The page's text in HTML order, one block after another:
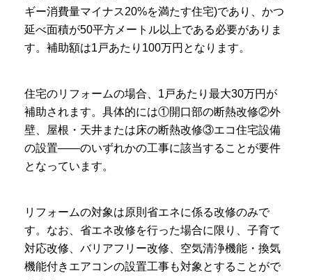
ギー消費量マイナス20%を満たす住宅)であり、かつ
延べ面積が50平方メートル以上である必要がありま
す。補助額は1戸あたり100万円となります。
住宅のリフォームの場合、1戸あたり最大30万円が
補助されます。具体的には①開口部の断熱改修②外
壁、屋根・天井または床の断熱改修③エコ住宅設備
の設置――のいずれかの工事に該当することが要件
となっています。
リフォームの対象は原則省エネに係る改修のみで
す。なお、省エネ改修を行った場合に限り、子育て
対応改修、バリアフリー改修、空気清浄機能・換気
機能付きエアコンの設置工事も対象とすることがで